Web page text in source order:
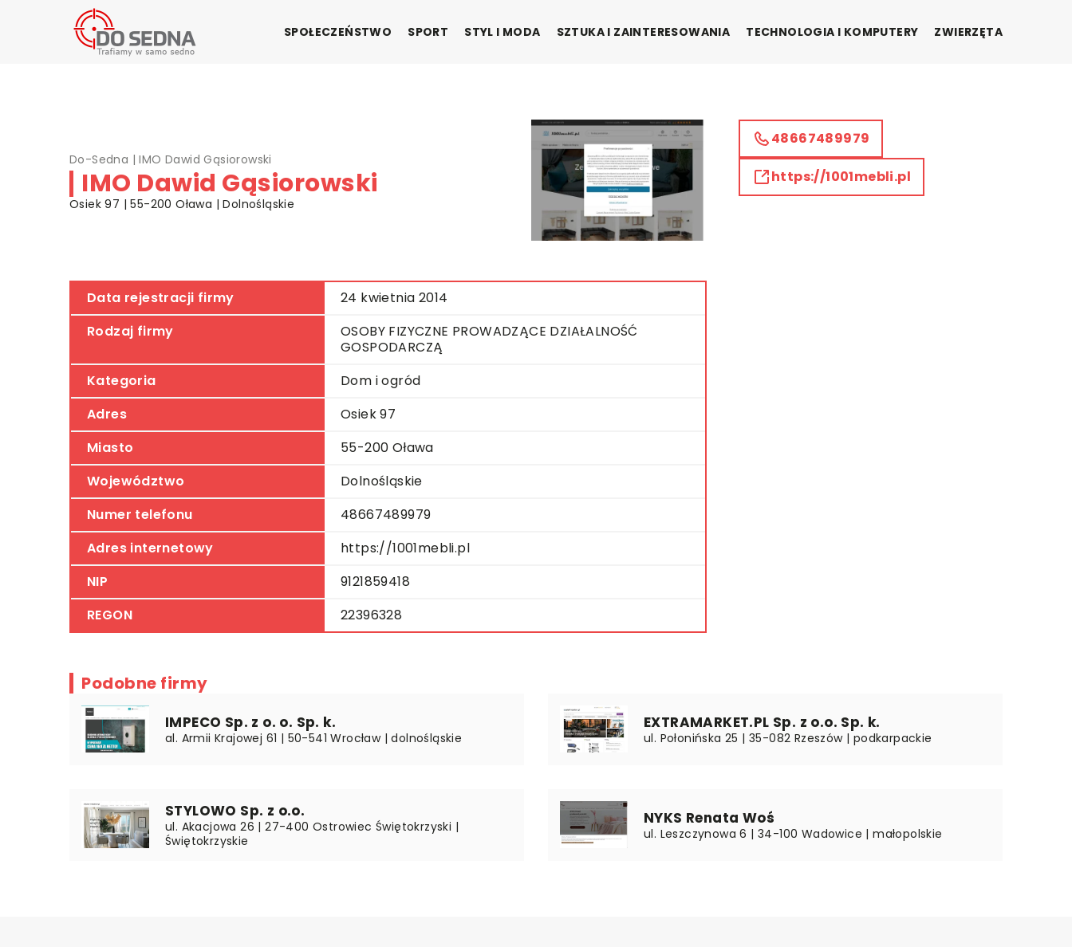
SPOŁECZEŃSTWO SPORT STYL I MODA SZTUKA I ZAINTERESOWANIA TECHNOLOGIA I KOMPUTERY ZWIERZĘTA
Do-Sedna |IMO Dawid Gąsiorowski
IMO Dawid Gąsiorowski
Osiek 97 | 55-200 Oława | Dolnośląskie
Data rejestracji firmy
24 kwietnia 2014
Rodzaj firmy
OSOBY FIZYCZNE PROWADZĄCE DZIAŁALNOŚĆ
GOSPODARCZĄ
Kategoria
Dom i ogród
Adres
Osiek 97
Miasto
55-200 Oława
Województwo
Dolnośląskie
Numer telefonu
48667489979
Adres internetowy
https://1001mebli.pl
NIP
9121859418
REGON
22396328
48667489979
https://1001mebli.pl
Podobne firmy
IMPECO Sp. z o. o. Sp. k.
al. Armii Krajowej 61 | 50-541 Wrocław | dolnośląskie
EXTRAMARKET.PL Sp. z o.o. Sp. k.
ul. Połonińska 25 | 35-082 Rzeszów | podkarpackie
STYLOWO Sp. z o.o.
ul. Akacjowa 26 | 27-400 Ostrowiec Świętokrzyski |
Świętokrzyskie
NYKS Renata Woś
ul. Leszczynowa 6 | 34-100 Wadowice | małopolskie